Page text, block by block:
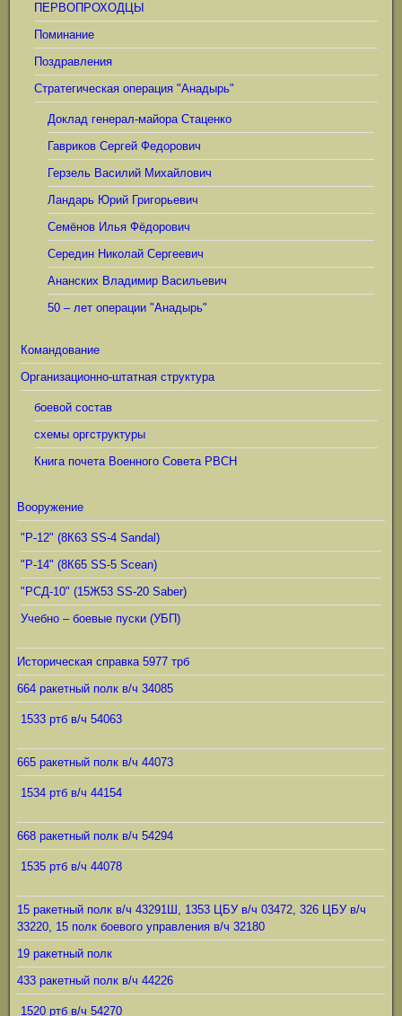
ПЕРВОПРОХОДЦЫ
Поминание
Поздравления
Стратегическая операция "Анадырь"
Доклад генерал-майора Стаценко
Гавриков Сергей Федорович
Герзель Василий Михайлович
Ландарь Юрий Григорьевич
Семёнов Илья Фёдорович
Середин Николай Сергеевич
Ананских Владимир Васильевич
50 – лет операции "Анадырь"
Командование
Организационно-штатная структура
боевой состав
схемы оргструктуры
Книга почета Военного Совета РВСН
Вооружение
"Р-12" (8К63 SS-4 Sandal)
"Р-14" (8К65 SS-5 Scean)
"РСД-10" (15Ж53 SS-20 Saber)
Учебно – боевые пуски (УБП)
Историческая справка 5977 трб
664 ракетный полк в/ч 34085
1533 ртб в/ч 54063
665 ракетный полк в/ч 44073
1534 ртб в/ч 44154
668 ракетный полк в/ч 54294
1535 ртб в/ч 44078
15 ракетный полк в/ч 43291Ш, 1353 ЦБУ в/ч 03472, 326 ЦБУ в/ч
33220, 15 полк боевого управления в/ч 32180
19 ракетный полк
433 ракетный полк в/ч 44226
1520 ртб в/ч 54270